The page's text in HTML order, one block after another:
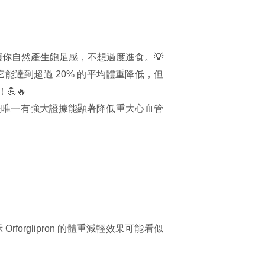
自然產生飽足感，不想過度進食。💡
達到超過 20% 的平均體重降低，但
💪🔥
一有強大證據能顯著降低重大心血管
的體重減輕效果可能看似